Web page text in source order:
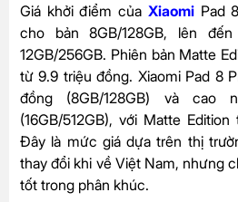
Giá khởi điểm của Xiaomi Pad
cho bản 8GB/128GB, lên
12GB/256GB. Phiên bản Matte
từ 9.9 triệu đồng. Xiaomi Pad 8
đồng (8GB/128GB) và cao
(16GB/512GB), với Matte
Đây là mức giá dựa trên thị
thay đổi khi về Việt Nam, nhưng
tốt trong phân khúc.